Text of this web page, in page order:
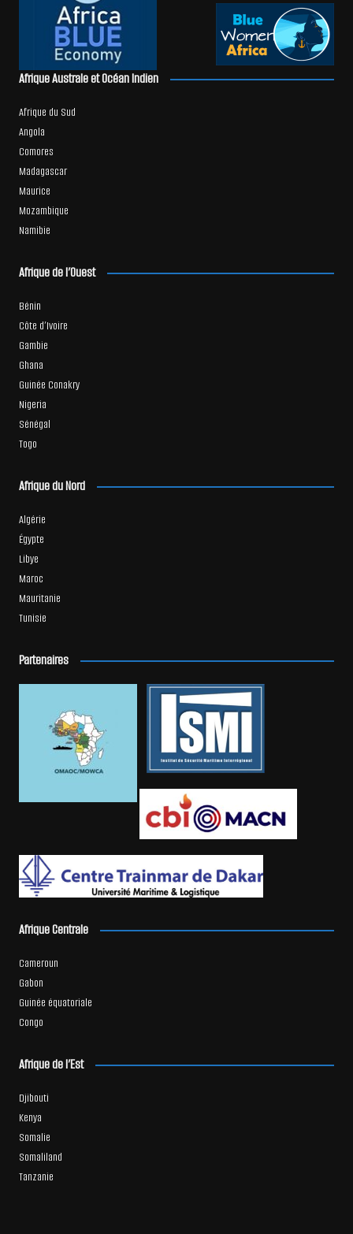
Afrique Australe et Océan Indien
Afrique du Sud
Angola
Comores
Madagascar
Maurice
Mozambique
Namibie
Afrique de l’Ouest
Bénin
Côte d’Ivoire
Gambie
Ghana
Guinée Conakry
Nigeria
Sénégal
Togo
Afrique du Nord
Algérie
Égypte
Libye
Maroc
Mauritanie
Tunisie
Partenaires
Afrique Centrale
Cameroun
Gabon
Guinée équatoriale
Congo
Afrique de l’Est
Djibouti
Kenya
Somalie
Somaliland
Tanzanie